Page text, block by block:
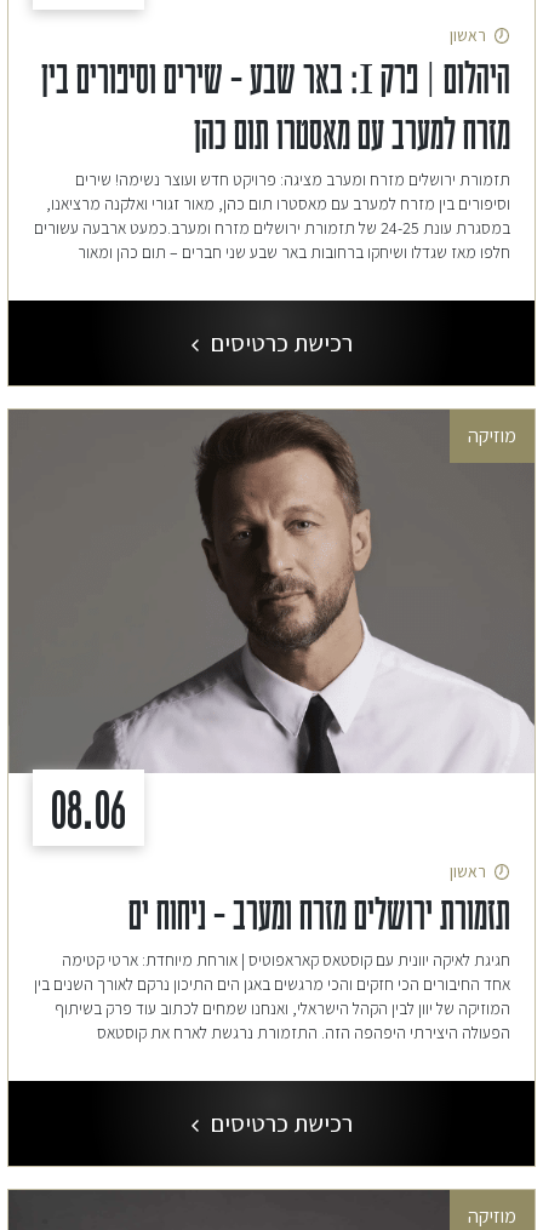
ראשון
היהלום | פרק I: באר שבע – שירים וסיפורים בין
מזרח למערב עם מאסטרו תום כהן
תזמורת ירושלים מזרח ומערב מציגה: פרויקט חדש ועוצר נשימה! שירים
וסיפורים בין מזרח למערב עם מאסטרו תום כהן, מאור זגורי ואלקנה מרציאנו,
במסגרת עונת 24-25 של תזמורת ירושלים מזרח ומערב.כמעט ארבעה עשורים
חלפו מאז שגדלו ושיחקו ברחובות באר שבע שני חברים – תום כהן ומאור
רכישת כרטיסים
08.06
מוזיקה
ראשון
תזמורת ירושלים מזרח ומערב – ניחוח ים
חגיגת לאיקה יוונית עם קוסטאס קאראפוטיס | אורחת מיוחדת: ארטי קטימה
אחד החיבורים הכי חזקים והכי מרגשים באגן הים התיכון נרקם לאורך השנים בין
המוזיקה של יוון לבין הקהל הישראלי, ואנחנו שמחים לכתוב עוד פרק בשיתוף
הפעולה היצירתי היפהפה הזה. התזמורת נרגשת לארח את קוסטאס
רכישת כרטיסים
מוזיקה